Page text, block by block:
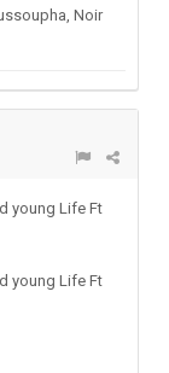
Noir
young Life Ft
young Life Ft